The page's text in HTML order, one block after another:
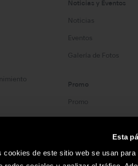
Esta
cookies de este sitio web se usan
Noticias y Eventos
Noticias
Eventos
Galería de Fotos
Promo
Promo